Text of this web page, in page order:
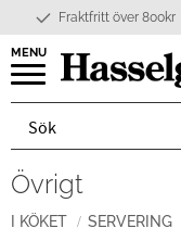
Meny
Fraktfritt över 800kr
Övrigt
I KÖKET SERVERING